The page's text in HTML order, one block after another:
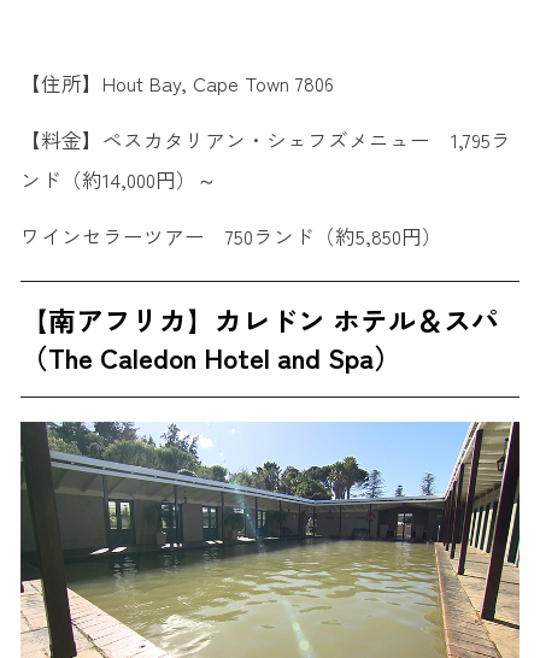
【住所】Hout Bay, Cape Town 7806
【料金】ペスカタリアン・シェフズメニュー 1,795ラ
ンド（約14,000円）～
ワインセラーツアー 750ランド（約5,850円）
【南アフリカ】カレドン ホテル＆スパ
（The Caledon Hotel and Spa）